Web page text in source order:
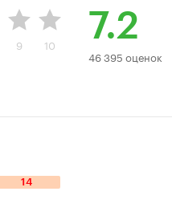
9 10
7.2
46 395 оценок
14
отрицательных оценок: 14.